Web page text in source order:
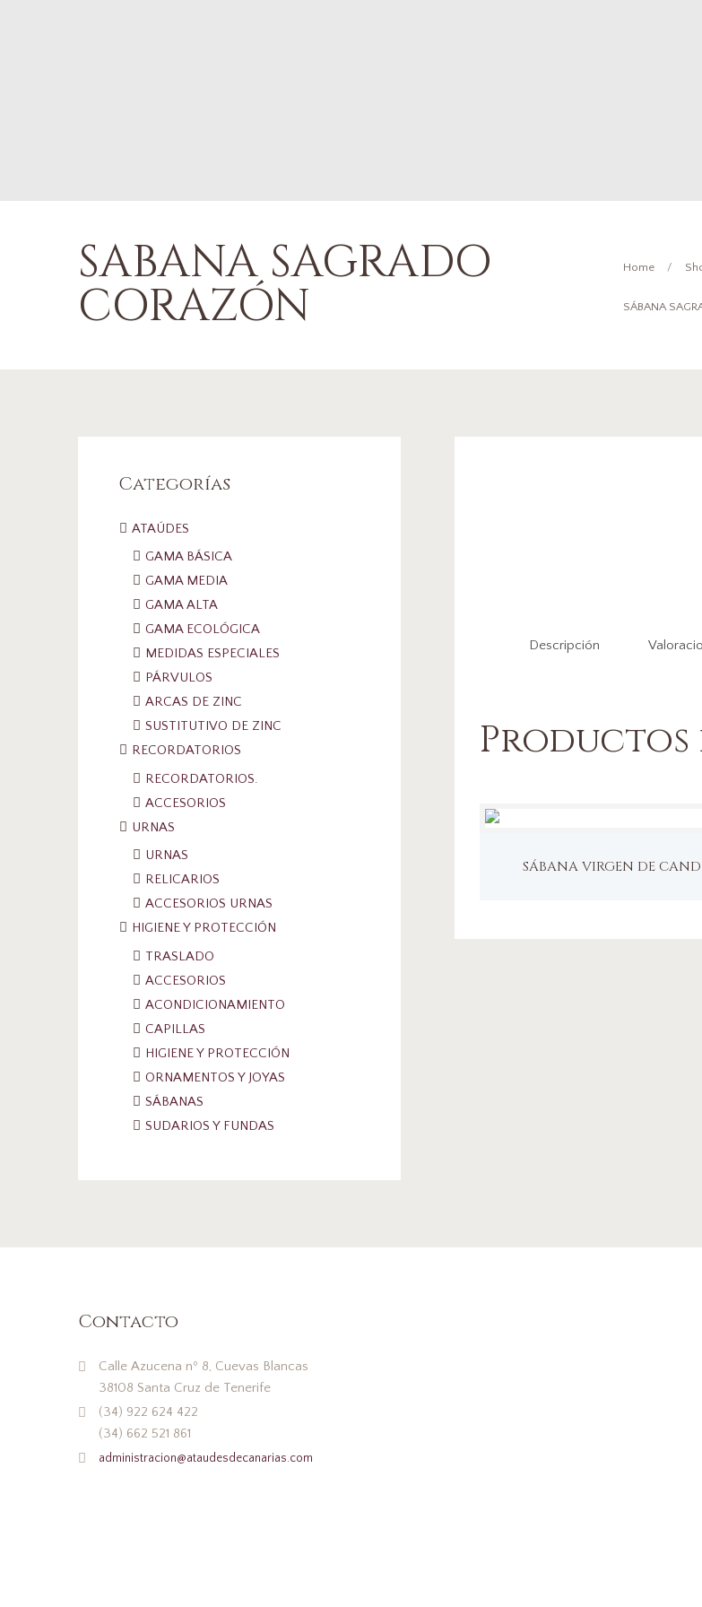
Home
SÁBANA
SÁBANA SAGRADO
CORAZÓN
Descripción
SÁBANA VIRGEN DE
Categorías
ATAÚDES
GAMA BÁSICA
GAMA MEDIA
GAMA ALTA
GAMA ECOLÓGICA
MEDIDAS ESPECIALES
PÁRVULOS
ARCAS DE ZINC
SUSTITUTIVO DE ZINC
RECORDATORIOS
RECORDATORIOS.
ACCESORIOS
URNAS
URNAS
RELICARIOS
ACCESORIOS URNAS
HIGIENE Y PROTECCIÓN
TRASLADO
ACCESORIOS
ACONDICIONAMIENTO
CAPILLAS
HIGIENE Y PROTECCIÓN
ORNAMENTOS Y JOYAS
SÁBANAS
SUDARIOS Y FUNDAS
Contacto
Calle Azucena nº 8, Cuevas Blancas
38108 Santa Cruz de Tenerife
(34) 922 624 422
(34) 662 521 861
administracion@ataudesdecanarias.com